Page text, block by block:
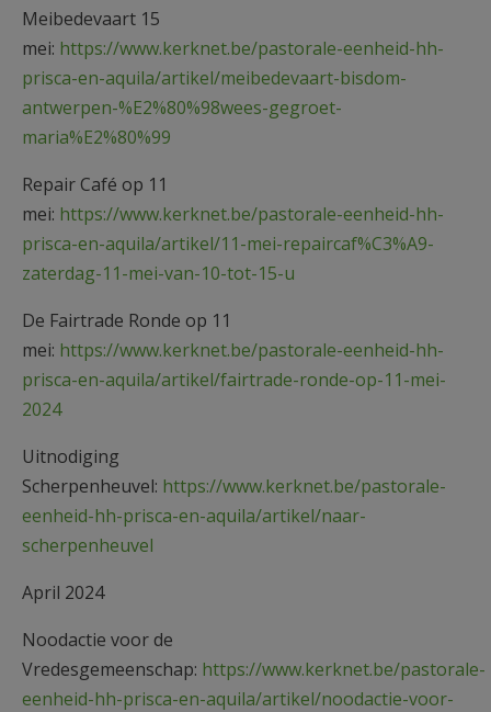
Meibedevaart 15
mei: https://www.kerknet.be/pastorale-eenheid-hh-
prisca-en-aquila/artikel/meibedevaart-bisdom-
antwerpen-%E2%80%98wees-gegroet-
maria%E2%80%99
Repair Café op 11
mei: https://www.kerknet.be/pastorale-eenheid-hh-
prisca-en-aquila/artikel/11-mei-repaircaf%C3%A9-
zaterdag-11-mei-van-10-tot-15-u
De Fairtrade Ronde op 11
mei: https://www.kerknet.be/pastorale-eenheid-hh-
prisca-en-aquila/artikel/fairtrade-ronde-op-11-mei-
2024
Uitnodiging
Scherpenheuvel: https://www.kerknet.be/pastorale-
eenheid-hh-prisca-en-aquila/artikel/naar-
scherpenheuvel
April 2024
Noodactie voor de
Vredesgemeenschap: https://www.kerknet.be/pastorale-
eenheid-hh-prisca-en-aquila/artikel/noodactie-voor-